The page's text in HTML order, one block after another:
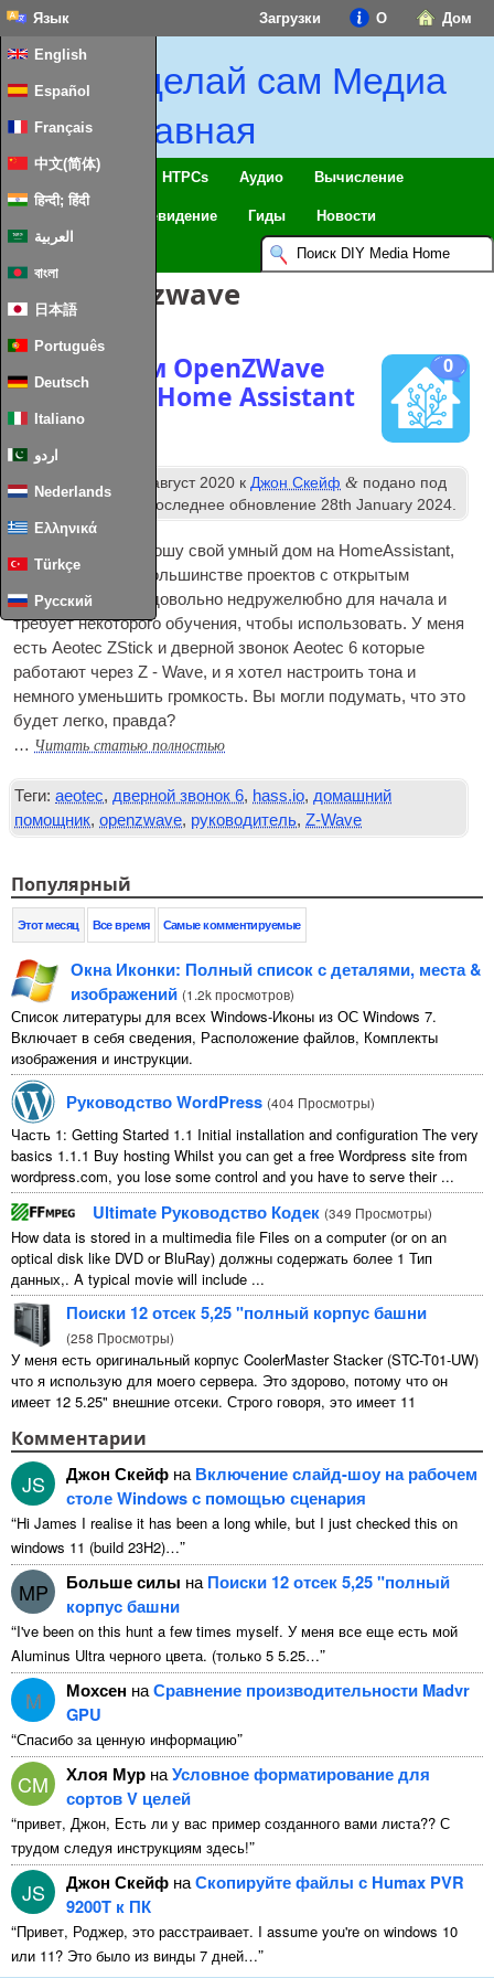
Дом
О
Загрузки
Язык
English
Español
Français
中文(简体)
हिन्दी; हिंदी
العربية
বাংলা
日本語
Português
Deutsch
Italiano
اردو
Nederlands
Ελληνικά
Türkçe
Русский
Сделай сам Медиа
Главная
Умный дом & IoT HTPCs Аудио Вычисление
Телевидение Гиды Новости
Теги:openzwave
0
Заставляем OpenZWave
работать с Home Assistant
Опубликовано август 2020 кДжон Скейф & подано под
. Последнее обновление28th January 2024.
Я медленно переношу свой умный дом на HomeAssistant,
который, как и в большинстве проектов с открытым
исходным кодом, довольно недружелюбно для начала и
требует некоторого обучения, чтобы использовать. У меня
есть Aeotec ZStick и дверной звонок Aeotec 6 которые
работают через Z ‑ Wave, и я хотел настроить тона и
немного уменьшить громкость. Вы могли подумать, что это
будет легко, правда?
… Читать статью полностью
Теги: aeotec, дверной звонок 6, hass.io, домашний
помощник,openzwave, руководитель,Z-Wave
Популярный
Этот месяц Все время Самые комментируемые
Окна Иконки: Полный список с деталями, места &
изображений (1.2k просмотров)
Список литературы для всех Windows-Иконы из ОС Windows 7.
Включает в себя сведения, Расположение файлов, Комплекты
изображения и инструкции.
Руководство WordPress (404 Просмотры)
Часть 1: Getting Started 1.1 Initial installation and configuration The very
basics 1.1.1 Buy hosting Whilst you can get a free Wordpress site from
wordpress.com, you lose some control and you have to serve their...
Ultimate Руководство Кодек (349 Просмотры)
How data is stored in a multimedia file Files on a computer(or on an
optical disk like DVD or BluRay) должны содержать более 1 Тип
данных,. A typical movie will include ...
Поиски 12 отсек 5,25 "полный корпус башни
(258 Просмотры)
У меня есть оригинальный корпус CoolerMaster Stacker (STC-T01-UW)
что я использую для моего сервера. Это здорово, потому что он
имеет 12 5.25" внешние отсеки. Строго говоря, это имеет 11
Комментарии
JS Джон Скейф на Включение слайд-шоу на рабочем
столе Windows с помощью сценария
“Hi James I realise it has been a long while, but I just checked this on
windows 11 (build 23H2)…”
MP Больше силы на Поиски 12 отсек 5,25 "полный
корпус башни
“I've been on this hunt a few times myself. У меня все еще есть мой
Aluminus Ultra черного цвета. (только 5 5.25…”
M Мохсен наСравнение производительности Madvr
GPU
“Спасибо за ценную информацию”
CM Хлоя Мур наУсловное форматирование для
сортов V целей
“привет, Джон, Есть ли у вас пример созданного вами листа?? С
трудом следуя инструкциям здесь!”
JS Джон Скейф наСкопируйте файлы с Humax PVR
9200T к ПК
“Привет, Роджер, это расстраивает. I assume you're on windows 10
или 11? Это было из винды 7 дней…”